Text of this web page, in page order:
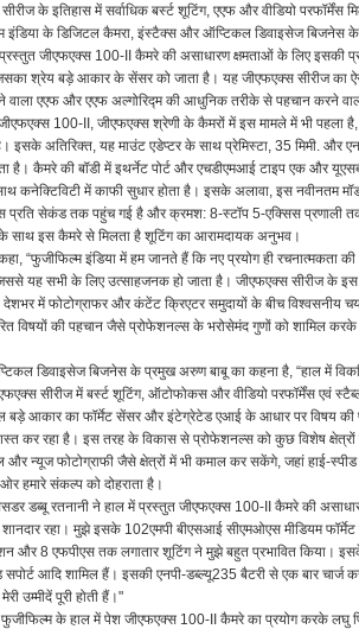
के इतिहास में सर्वाधिक बर्स्ट शूटिंग, एएफ और वीडियो परफॉर्मेंस
इंडिया के डिजिटल कैमरा, इंस्टैक्स और ऑप्टिकल डिवाइसेज
जीएफएक्स 100-II कैमरे की असाधारण क्षमताओं के लिए इसकी
श्रेय बड़े आकार के सेंसर को जाता है। यह जीएफएक्स सीरीज का
एएफ और एएफ अल्गोरिद्म की आधुनिक तरीके से पहचान करने
जीएफएक्स 100-II, जीएफएक्स श्रेणी के कैमरों में इस मामले में भी
अतिरिक्त, यह माउंट एडेप्टर के साथ प्रेमिस्टा, 35 मिमी. और
है। कैमरे की बॉडी में इथर्नेट पोर्ट और एचडीएमआई टाइप एक और
कनेक्टिविटी में काफी सुधार होता है। इसके अलावा, इस नवीनतम
सेकंड तक पहुंच गई है और क्रमश: 8-स्टॉप 5-एक्सिस प्रणाली
साथ इस कैमरे से मिलता है शूटिंग का आरामदायक अनुभव।
“फुजीफिल्म इंडिया में हम जानते हैं कि नए प्रयोग ही
यह सभी के लिए उत्साहजनक हो जाता है। जीएफएक्स सीरीज के इस
में फोटोग्राफर और कंटेंट क्रिएटर समुदायों के बीच
विषयों की पहचान जैसे प्रोफेशनल्स के भरोसेमंद गुणों को शामिल
डिवाइसेज बिजनेस के प्रमुख अरुण बाबू का कहना है, “हाल में
सीरीज में बर्स्ट शूटिंग, ऑटोफोकस और वीडियो परफॉर्मेंस एवं
आकार का फॉर्मेट सेंसर और इंटेग्रेटेड एआई के आधार पर विषय की
कर रहा है। इस तरह के विकास से प्रोफेशनल्स को कुछ विशेष
न्यूज फोटोग्राफी जैसे क्षेत्रों में भी कमाल कर सकेंगे, जहां हाई-
हमारे संकल्प को दोहराता है।
डब्बू रतनानी ने हाल में प्रस्तुत जीएफएक्स 100-II कैमरे की
रहा। मुझे इसके 102एमपी बीएसआई सीएमओएस मीडियम
और 8 एफपीएस तक लगातार शूटिंग ने मुझे बहुत प्रभावित किया। इसके
आदि शामिल हैं। इसकी एनपी-डब्ल्यू235 बैटरी से एक बार चार्ज
उम्मीदें पूरी होती हैं।"
फुजीफिल्म के हाल में पेश जीएफएक्स 100-II कैमरे का प्रयोग करके लघु